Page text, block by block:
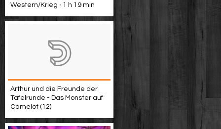
Western/Krieg ‧ 1 h 19 min
Arthur und die Freunde der
Tafelrunde - Das Monster auf
Camelot (12)